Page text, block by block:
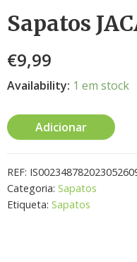
Sapatos
€9,99
Availability: 1 em stock
Adicionar
REF:
Categoria: Sapatos
Etiqueta: Sapatos